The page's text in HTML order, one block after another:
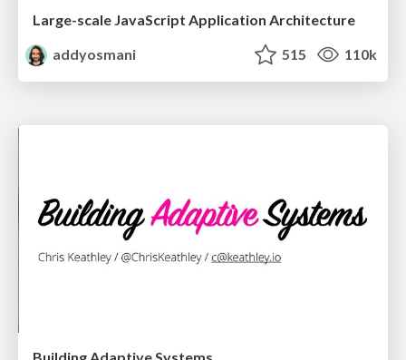
Large-scale JavaScript Application Architecture
addyosmani
515 110k